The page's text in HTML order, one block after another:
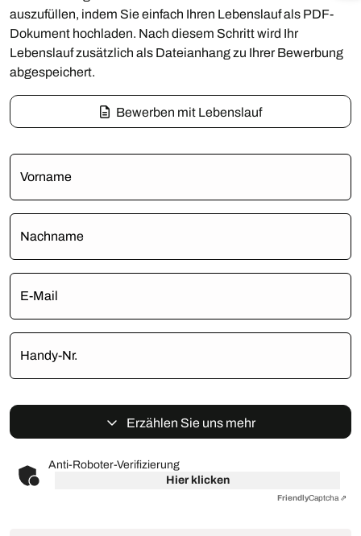
auszufüllen, indem Sie einfach Ihren Lebenslauf als PDF-
Dokument hochladen. Nach diesem Schritt wird Ihr
Lebenslauf zusätzlich als Dateianhang zu Ihrer Bewerbung
abgespeichert.
Bewerben mit Lebenslauf
Vorname
Nachname
E-Mail
Handy-Nr.
Erzählen Sie uns mehr
Anti-Roboter-Verifizierung
Hier klicken
FriendlyCaptcha ⇗